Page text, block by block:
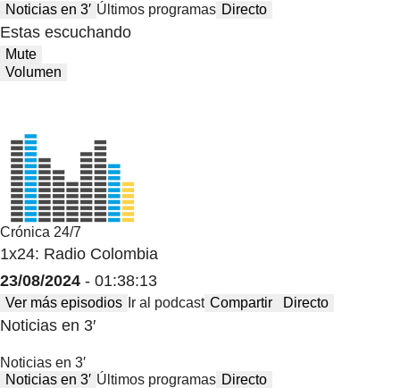
Noticias en 3′ Últimos programas Directo
Estas escuchando
Mute
Volumen
Crónica 24/7
1x24: Radio Colombia
23/08/2024 - 01:38:13
Ver más episodios Ir al podcast Compartir Directo
Noticias en 3′
Noticias en 3′
Noticias en 3′ Últimos programas Directo